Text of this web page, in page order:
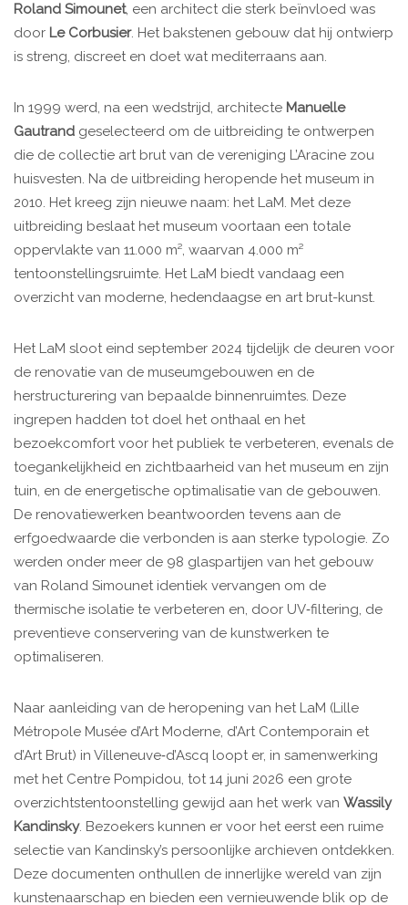
Roland Simounet, een architect die sterk beïnvloed was
door Le Corbusier. Het bakstenen gebouw dat hij ontwierp
is streng, discreet en doet wat mediterraans aan.
In 1999 werd, na een wedstrijd, architecte Manuelle
Gautrand geselecteerd om de uitbreiding te ontwerpen
die de collectie art brut van de vereniging L’Aracine zou
huisvesten. Na de uitbreiding heropende het museum in
2010. Het kreeg zijn nieuwe naam: het LaM. Met deze
uitbreiding beslaat het museum voortaan een totale
oppervlakte van 11.000 m², waarvan 4.000 m²
tentoonstellingsruimte. Het LaM biedt vandaag een
overzicht van moderne, hedendaagse en art brut-kunst.
Het LaM sloot eind september 2024 tijdelijk de deuren voor
de renovatie van de museumgebouwen en de
herstructurering van bepaalde binnenruimtes. Deze
ingrepen hadden tot doel het onthaal en het
bezoekcomfort voor het publiek te verbeteren, evenals de
toegankelijkheid en zichtbaarheid van het museum en zijn
tuin, en de energetische optimalisatie van de gebouwen.
De renovatiewerken beantwoorden tevens aan de
erfgoedwaarde die verbonden is aan sterke typologie. Zo
werden onder meer de 98 glaspartijen van het gebouw
van Roland Simounet identiek vervangen om de
thermische isolatie te verbeteren en, door UV‑filtering, de
preventieve conservering van de kunstwerken te
optimaliseren.
Naar aanleiding van de heropening van het LaM (Lille
Métropole Musée d’Art Moderne, d’Art Contemporain et
d’Art Brut) in Villeneuve‑d’Ascq loopt er, in samenwerking
met het Centre Pompidou, tot 14 juni 2026 een grote
overzichtstentoonstelling gewijd aan het werk van Wassily
Kandinsky. Bezoekers kunnen er voor het eerst een ruime
selectie van Kandinsky’s persoonlijke archieven ontdekken.
Deze documenten onthullen de innerlijke wereld van zijn
kunstenaarschap en bieden een vernieuwende blik op de